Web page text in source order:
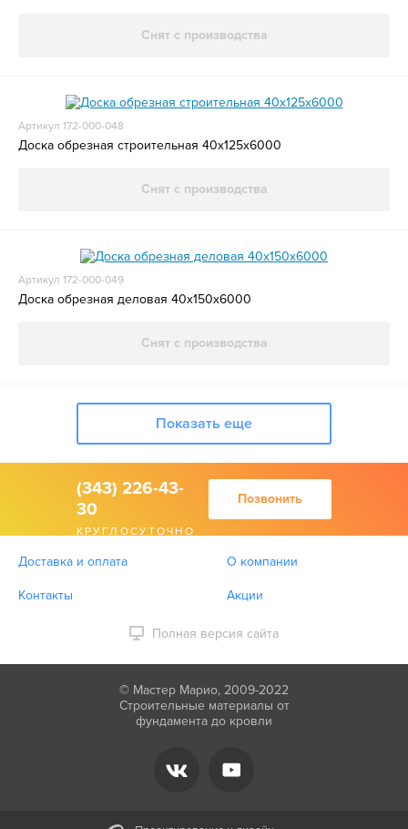
Снят с производства
Артикул 172-000-048
Доска обрезная строительная 40x125x6000
Снят с производства
Артикул 172-000-049
Доска обрезная деловая 40x150x6000
Снят с производства
Показать еще
(343) 226-43-
30
КРУГЛОСУТОЧНО
Позвонить
Доставка и оплата О компании
Контакты Акции
Полная версия сайта
© Мастер Марио, 2009-2022
Строительные материалы от
фундамента до кровли